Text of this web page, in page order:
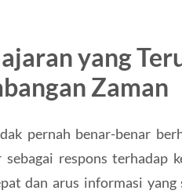
yang
Zaman
pernah benar-benar
sebagai respons terhadap
dan arus informasi